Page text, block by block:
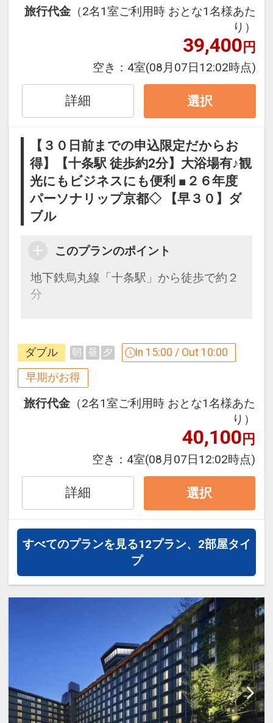
ン」を掲載しています。
の項目でご確認のうえ、予約にお進
設定期間：2026年4月1日～2027年3月
インターネットコース番号：DP-1-
17414697
旅行代金 （2名1室ご利用時 おとな1名様あた
り）
39,400円
空き： 4室(08月07日12:02時点)
詳細 選択
【３０日前までの申込限定だからお
得】【十条駅 徒歩約2分】大浴場有♪観
光にもビジネスにも便利 ■２６年度
パーソナリップ京都◇ 【早３０】ダ
ブル
このプランのポイント
地下鉄烏丸線「十条駅」から徒歩で約２
分
【早３０割】
早期予約限定！３０日前までのご予約が
お得です。
す。
２９日前以降の宿泊条件の変更（部屋、
人数、おとな・こどもの内訳、食事条
件・内容 等）はできません。
「食事なしプラン」と「朝食付プラン」
をご用意しています。
ン」を掲載しています。
※ご覧のページがどちらかを
件】の項目でご確認のうえ、予約にお進
設定期間：2026年4月1日～2027年3月
インターネットコース番号：DP-1-
17256675
ダブル 朝 昼 夕 In 15:00 / Out 10:00
早期がお得
旅行代金 （2名1室ご利用時 おとな1名様あた
り）
40,100円
空き： 4室(08月07日12:02時点)
詳細 選択
すべてのプランを見る12プラン、2部屋タイ
プ